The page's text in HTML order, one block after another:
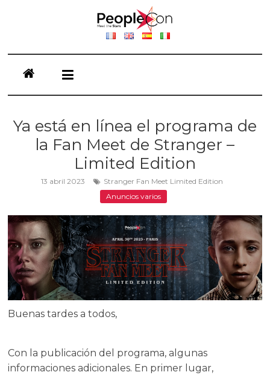
People
The
Stars
Ya está en línea el programa de
la Fan Meet de Stranger –
Limited Edition
13 abril 2023
Stranger Fan Meet Limited Edition
Anuncios varios
Buenas tardes a todos,
Con la publicación del programa, algunas
informaciones adicionales. En primer lugar,